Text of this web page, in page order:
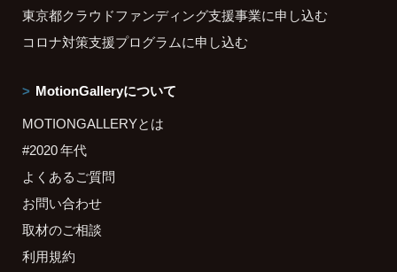
東京都クラウドファンディング支援事業に申し込む
コロナ対策支援プログラムに申し込む
MotionGalleryについて
MOTIONGALLERYとは
#2020 年代
よくあるご質問
お問い合わせ
取材のご相談
利用規約